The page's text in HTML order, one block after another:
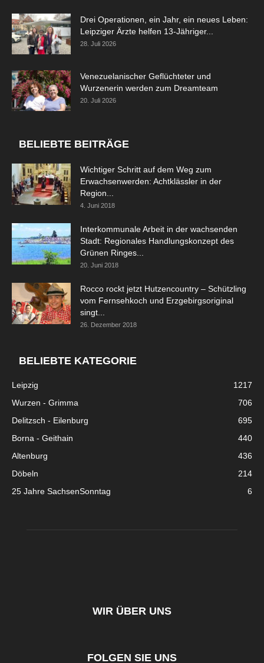
Drei Operationen, ein Jahr, ein neues Leben:
Leipziger Ärzte helfen 13-Jähriger...
28. Juli 2026
Venezuelanischer Geflüchteter und
Wurzenerin werden zum Dreamteam
20. Juli 2026
BELIEBTE BEITRÄGE
Wichtiger Schritt auf dem Weg zum
Erwachsenwerden: Achtklässler in der
Region...
4. Juni 2018
Interkommunale Arbeit in der wachsenden
Stadt: Regionales Handlungskonzept des
Grünen Ringes...
20. Juni 2018
Rocco rockt jetzt Hutzencountry – Schützling
vom Fernsehkoch und Erzgebirgsoriginal
singt...
26. Dezember 2018
BELIEBTE KATEGORIE
Leipzig
1217
Wurzen - Grimma
706
Delitzsch - Eilenburg
695
Borna - Geithain
440
Altenburg
436
Döbeln
214
25 Jahre SachsenSonntag
6
WIR ÜBER UNS
FOLGEN SIE UNS